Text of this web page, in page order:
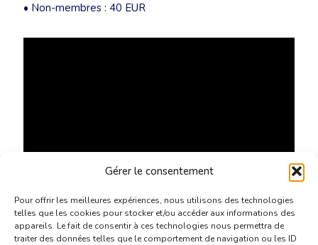
Gérer le consentement
Pour offrir les meilleures expériences, nous utilisons des technologies
telles que les cookies pour stocker et/ou accéder aux informations des
appareils. Le fait de consentir à ces technologies nous permettra de
traiter des données telles que le comportement de navigation ou les ID
• Non-membres : 40 EUR